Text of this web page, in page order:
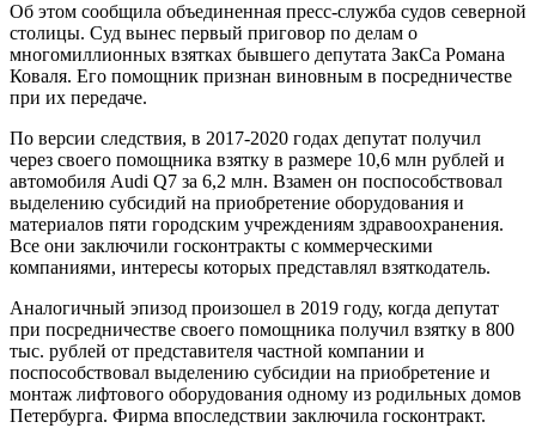
Об этом сообщила объединенная пресс-служба судов северной
столицы. Суд вынес первый приговор по делам о
многомиллионных взятках бывшего депутата ЗакСа Романа
Коваля. Его помощник признан виновным в посредничестве
при их передаче.
По версии следствия, в 2017-2020 годах депутат получил
через своего помощника взятку в размере 10,6 млн рублей и
автомобиля Audi Q7 за 6,2 млн. Взамен он поспособствовал
выделению субсидий на приобретение оборудования и
материалов пяти городским учреждениям здравоохранения.
Все они заключили госконтракты с коммерческими
компаниями, интересы которых представлял взяткодатель.
Аналогичный эпизод произошел в 2019 году, когда депутат
при посредничестве своего помощника получил взятку в 800
тыс. рублей от представителя частной компании и
поспособствовал выделению субсидии на приобретение и
монтаж лифтового оборудования одному из родильных домов
Петербурга. Фирма впоследствии заключила госконтракт.